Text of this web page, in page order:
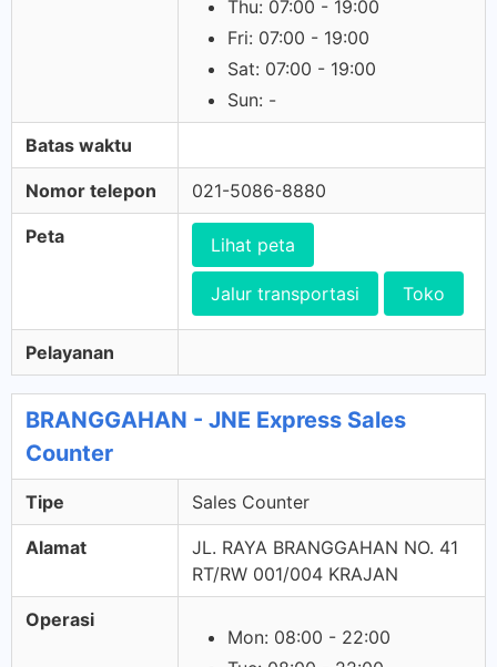
Thu: 07:00 - 19:00
Fri: 07:00 - 19:00
Sat: 07:00 - 19:00
Sun: -
Batas waktu
Nomor telepon 021-5086-8880
Peta Lihat peta
Jalur transportasi Toko
Pelayanan
BRANGGAHAN - JNE Express Sales
Counter
Tipe Sales Counter
Alamat
JL. RAYA BRANGGAHAN NO. 41
RT/RW 001/004 KRAJAN
Operasi
Mon: 08:00 - 22:00